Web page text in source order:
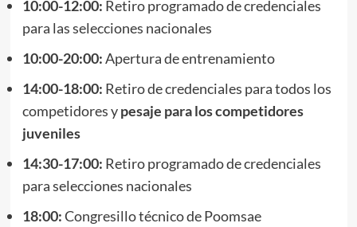
10:00-12:00: Retiro programado de credenciales
para las selecciones nacionales
10:00-20:00:Apertura de entrenamiento
14:00-18:00: Retiro de credenciales para todos los
competidores ypesaje para los competidores
juveniles
14:30-17:00: Retiro programado de credenciales
para selecciones nacionales
18:00:Congresillo técnico de Poomsae